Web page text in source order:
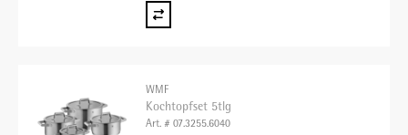
WMF
Kochtopfset 5tlg
Art. # 07.3255.6040